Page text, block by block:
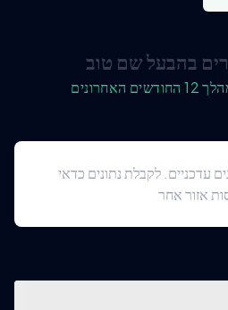
בהבעל שם טוב
עדכניים. לקבלת נתונים כדאי
אזור אחר